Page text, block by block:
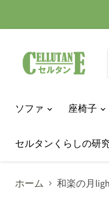
ソファ 座椅子
セルタンくらしの研
ホーム 和楽の月